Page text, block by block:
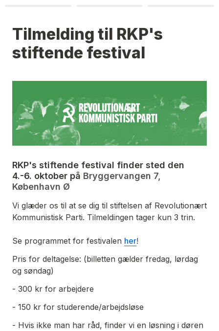
Tilmelding til RKP's
stiftende festival
RKP's stiftende festival finder sted den
4.-6. oktober på Bryggervangen 7,
København Ø
Vi glæder os til at se dig til stiftelsen af Revolutionært
Kommunistisk Parti. Tilmeldingen tager kun 3 trin.
Se programmet for festivalen her!
Pris for deltagelse: (billetten gælder fredag, lørdag
og søndag)
- 300 kr for arbejdere
- 150 kr for studerende/arbejdsløse
- Hvis ikke man har råd, finder vi en løsning i døren